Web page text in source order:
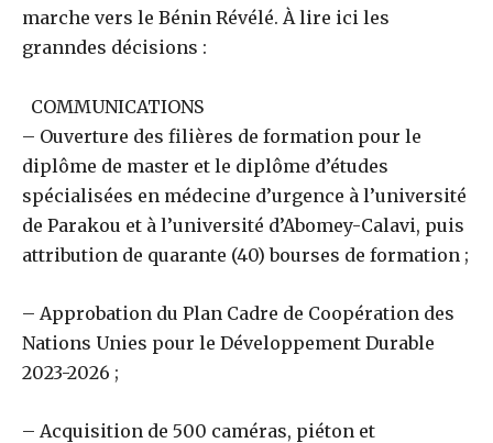
marche vers le Bénin Révélé. À lire ici les
granndes décisions :
COMMUNICATIONS
– Ouverture des filières de formation pour le
diplôme de master et le diplôme d’études
spécialisées en médecine d’urgence à l’université
de Parakou et à l’université d’Abomey-Calavi, puis
attribution de quarante (40) bourses de formation ;
– Approbation du Plan Cadre de Coopération des
Nations Unies pour le Développement Durable
2023-2026 ;
– Acquisition de 500 caméras, piéton et